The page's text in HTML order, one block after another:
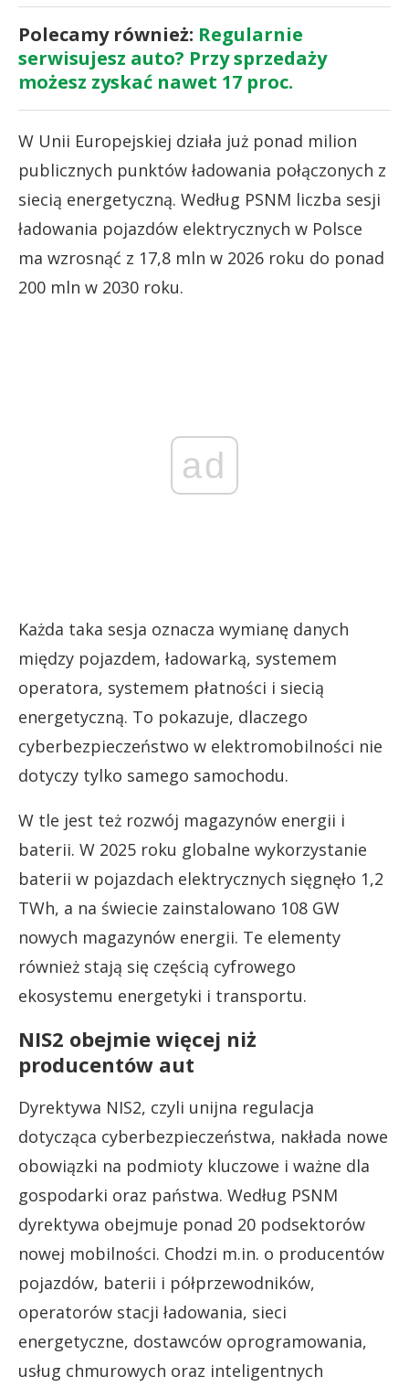
Polecamy również: Regularnie
serwisujesz auto? Przy sprzedaży
możesz zyskać nawet 17 proc.
W Unii Europejskiej działa już ponad milion
publicznych punktów ładowania połączonych z
siecią energetyczną. Według PSNM liczba sesji
ładowania pojazdów elektrycznych w Polsce
ma wzrosnąć z 17,8 mln w 2026 roku do ponad
200 mln w 2030 roku.
ad
Każda taka sesja oznacza wymianę danych
między pojazdem, ładowarką, systemem
operatora, systemem płatności i siecią
energetyczną. To pokazuje, dlaczego
cyberbezpieczeństwo w elektromobilności nie
dotyczy tylko samego samochodu.
W tle jest też rozwój magazynów energii i
baterii. W 2025 roku globalne wykorzystanie
baterii w pojazdach elektrycznych sięgnęło 1,2
TWh, a na świecie zainstalowano 108 GW
nowych magazynów energii. Te elementy
również stają się częścią cyfrowego
ekosystemu energetyki i transportu.
NIS2 obejmie więcej niż
producentów aut
Dyrektywa NIS2, czyli unijna regulacja
dotycząca cyberbezpieczeństwa, nakłada nowe
obowiązki na podmioty kluczowe i ważne dla
gospodarki oraz państwa. Według PSNM
dyrektywa obejmuje ponad 20 podsektorów
nowej mobilności. Chodzi m.in. o producentów
pojazdów, baterii i półprzewodników,
operatorów stacji ładowania, sieci
energetyczne, dostawców oprogramowania,
usług chmurowych oraz inteligentnych